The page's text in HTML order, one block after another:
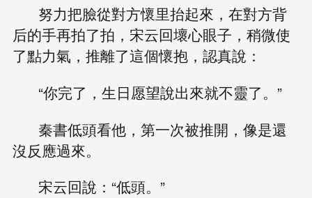
努力把臉從對方懷里抬起來，在對方背
后的手再拍了拍，宋云回壞心眼子，稍微使
了點力氣，推離了這個懷抱，認真說：
“你完了，生日愿望說出來就不靈了。”
秦書低頭看他，第一次被推開，像是還
沒反應過來。
宋云回說：“低頭。”